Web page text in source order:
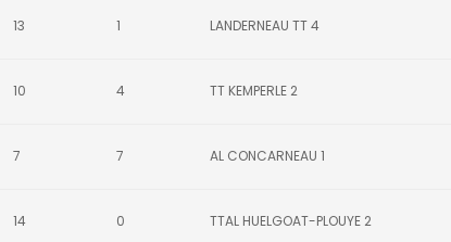
13 1 LANDERNEAU TT 4
10 4 TT KEMPERLE 2
7 7 AL CONCARNEAU 1
14 0 TTAL HUELGOAT-PLOUYE 2